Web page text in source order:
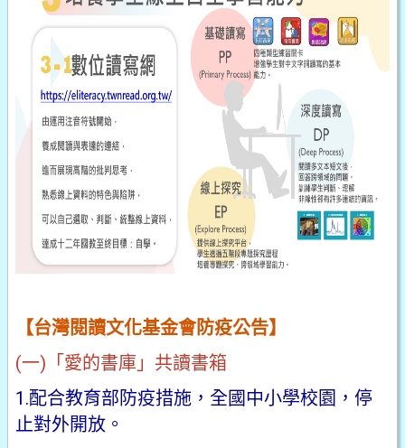
【台灣閱讀文化基金會防疫公告】
(一)「愛的書庫」共讀書箱
1.配合教育部防疫措施，全國中小學校園，停
止對外開放。